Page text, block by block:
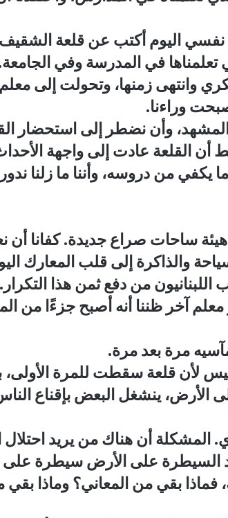
نفسي اليوم أكتب عن قلعة
في المدرسة وفي
وانتهى زمنها، وتحولت إلى معلم
وراءنا.
وأن نضطر إلى استحضار
القلعة عادت إلى واجهة
ما يكفي من دروسه، وأننا ما زلنا
هيئة ساحات صراع جديدة. كفانا أن
والذاكرة إلى قلب المعارك
من دفع ثمن هذا التكرار.
آخر ظننا أنه أصبح جزءًا من
مآسيه مرة بعد مرة.
ليس لأن قلعة سقطت للمرة
الأرض، ينشغل البعض بإقناع
أن هناك من يريد احتلال
تعد السيطرة على الأرض سيطرة
فماذا بقي من المعاني؟ وماذا